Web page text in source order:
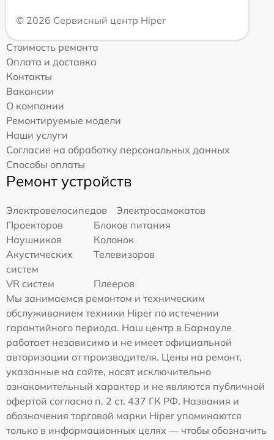
© 2026 Сервисный центр Hiper
Стоимость ремонта
Оплата и доставка
Контакты
Вакансии
О компании
Ремонтируемые модели
Наши услуги
Согласие на обработку персональных данных
Способы оплаты
Ремонт устройств
Электровелосипедов
Электросамокатов
Проекторов
Блоков питания
Наушников
Колонок
Акустических
систем
Телевизоров
VR систем
Плееров
Мы занимаемся ремонтом и техническим
обслуживанием техники Hiper по истечении
гарантийного периода. Наш центр в Барнауле
работает независимо и не имеет официальной
авторизации от производителя. Цены на ремонт,
указанные на сайте, носят исключительно
ознакомительный характер и не являются публичной
офертой согласно п. 2 ст. 437 ГК РФ. Названия и
обозначения торговой марки Hiper упоминаются
только в информационных целях — чтобы обозначить